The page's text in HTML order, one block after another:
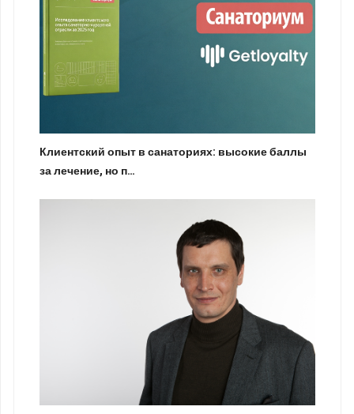
Клиентский опыт в санаториях: высокие баллы
за лечение, но п…